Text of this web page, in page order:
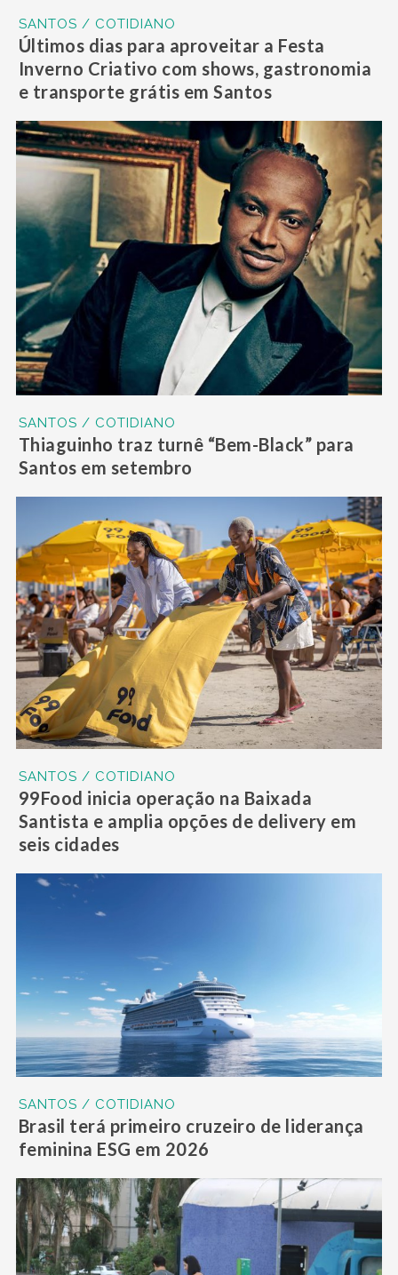
SANTOS / COTIDIANO
Últimos dias para aproveitar a Festa
Inverno Criativo com shows, gastronomia
e transporte grátis em Santos
SANTOS / COTIDIANO
Thiaguinho traz turnê “Bem-Black” para
Santos em setembro
SANTOS / COTIDIANO
99Food inicia operação na Baixada
Santista e amplia opções de delivery em
seis cidades
SANTOS / COTIDIANO
Brasil terá primeiro cruzeiro de liderança
feminina ESG em 2026